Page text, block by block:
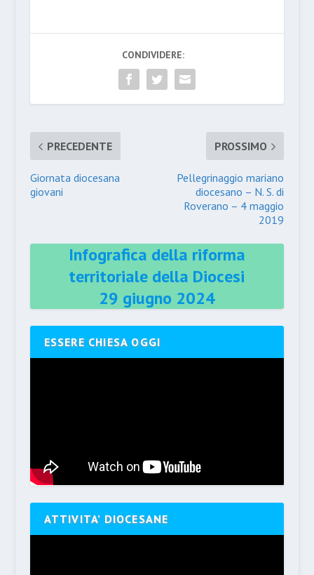
CONDIVIDERE:
PRECEDENTE
Giornata diocesana
giovani
PROSSIMO
Pellegrinaggio mariano
diocesano – N. S. di
Roverano – 4 maggio
2019
Infografica della riforma
territoriale della Diocesi
29 giugno 2024
ESSERE CHIESA OGGI
ATTIVITA’ DIOCESANE